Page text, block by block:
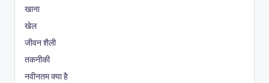
खाना
खेल
जीवन शैली
तकनीकी
नवीनतम क्या है